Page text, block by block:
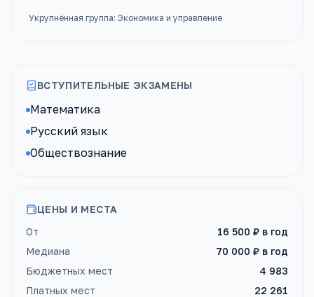
Укрупнённая группа: Экономика и управление
ВСТУПИТЕЛЬНЫЕ ЭКЗАМЕНЫ
Математика
Русский язык
Обществознание
ЦЕНЫ И МЕСТА
От
16 500 ₽ в год
Медиана
70 000 ₽ в год
Бюджетных мест
4 983
Платных мест
22 261